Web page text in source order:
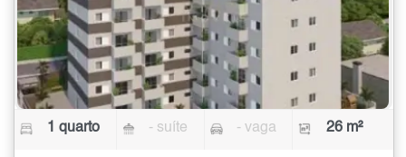
1 quarto - suíte - vaga 26 m²